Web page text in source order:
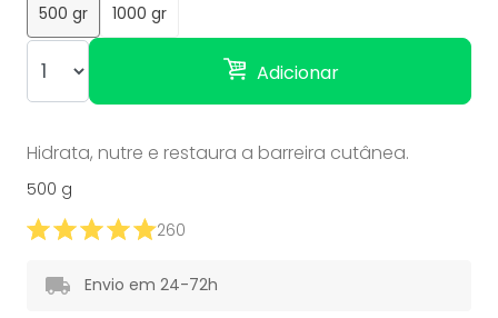
500 gr
1000 gr
Adicionar
Hidrata, nutre e restaura a barreira cutânea.
500 g
260
Envio em 24-72h